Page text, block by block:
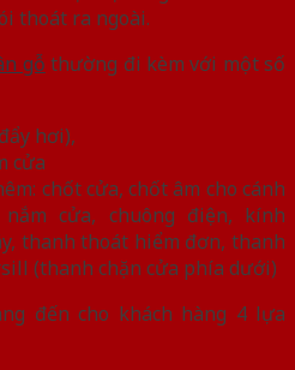
thoát ra ngoài.
gỗ thường đi kèm với một số
hơi),
cửa
chốt cửa, chốt âm cho cánh
cửa, chuông điện, kính
thanh thoát hiểm đơn, thanh
(thanh chặn cửa phía dưới)
đến cho khách hàng 4 lựa